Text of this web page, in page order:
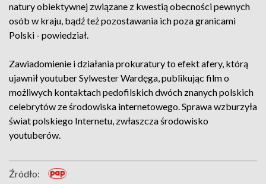
natury obiektywnej związane z kwestią obecności pewnych
osób w kraju, bądź też pozostawania ich poza granicami
Polski - powiedział.
Zawiadomienie i działania prokuratury to efekt afery, którą
ujawnił youtuber Sylwester Wardęga, publikując film o
możliwych kontaktach pedofilskich dwóch znanych polskich
celebrytów ze środowiska internetowego. Sprawa wzburzyła
świat polskiego Internetu, zwłaszcza środowisko
youtuberów.
Źródło: